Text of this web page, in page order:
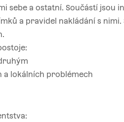
sebe a ostatní. Součástí
a pravidel nakládání s
a lokálních problémech